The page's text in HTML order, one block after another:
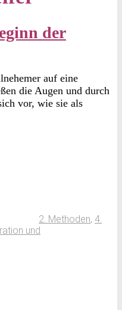
der
auf eine
die Augen und durch
vor, wie sie als
2. Methoden, 4.
und